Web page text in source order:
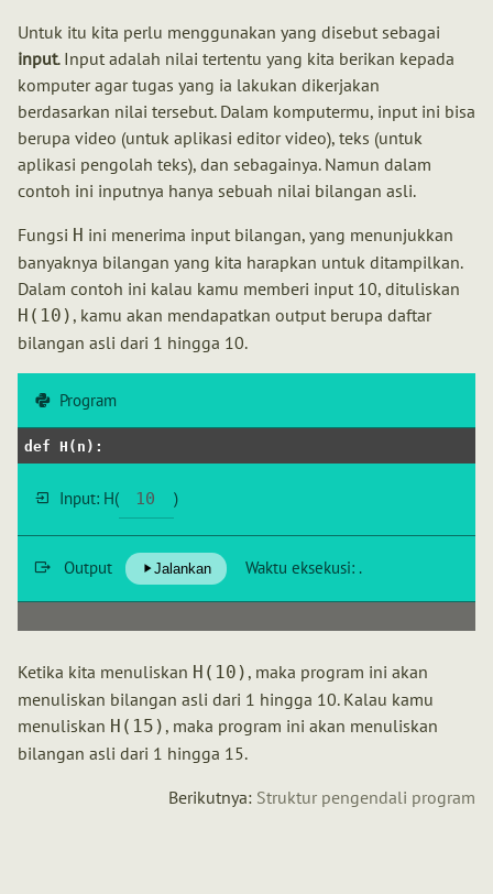
Untuk itu kita perlu menggunakan yang disebut sebagai
input. Input adalah nilai tertentu yang kita berikan kepada
komputer agar tugas yang ia lakukan dikerjakan
berdasarkan nilai tersebut. Dalam komputermu, input ini bisa
berupa video (untuk aplikasi editor video), teks (untuk
aplikasi pengolah teks), dan sebagainya. Namun dalam
contoh ini inputnya hanya sebuah nilai bilangan asli.
Fungsi H ini menerima input bilangan, yang menunjukkan
banyaknya bilangan yang kita harapkan untuk ditampilkan.
Dalam contoh ini kalau kamu memberi input 10, dituliskan
H(10) , kamu akan mendapatkan output berupa daftar
bilangan asli dari 1 hingga 10.
Program
def H ( n ):
Input: H( )
Output Jalankan Waktu eksekusi: .
Ketika kita menuliskan H(10) , maka program ini akan
menuliskan bilangan asli dari 1 hingga 10. Kalau kamu
menuliskan H(15) , maka program ini akan menuliskan
bilangan asli dari 1 hingga 15.
Berikutnya: Struktur pengendali program